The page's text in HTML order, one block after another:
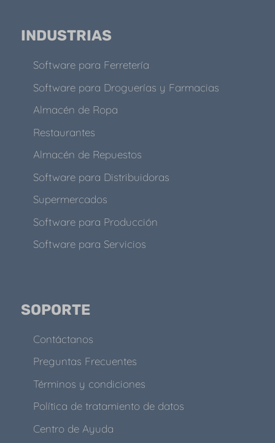
INDUSTRIAS
Software para Ferretería
Software para Droguerías y Farmacias
Almacén de Ropa
Restaurantes
Almacén de Repuestos
Software para Distribuidoras
Supermercados
Software para Producción
Software para Servicios
SOPORTE
Contáctanos
Preguntas Frecuentes
Términos y condiciones
Política de tratamiento de datos
Centro de Ayuda